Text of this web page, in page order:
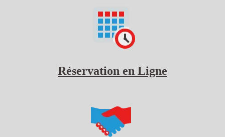
Réservation en Ligne